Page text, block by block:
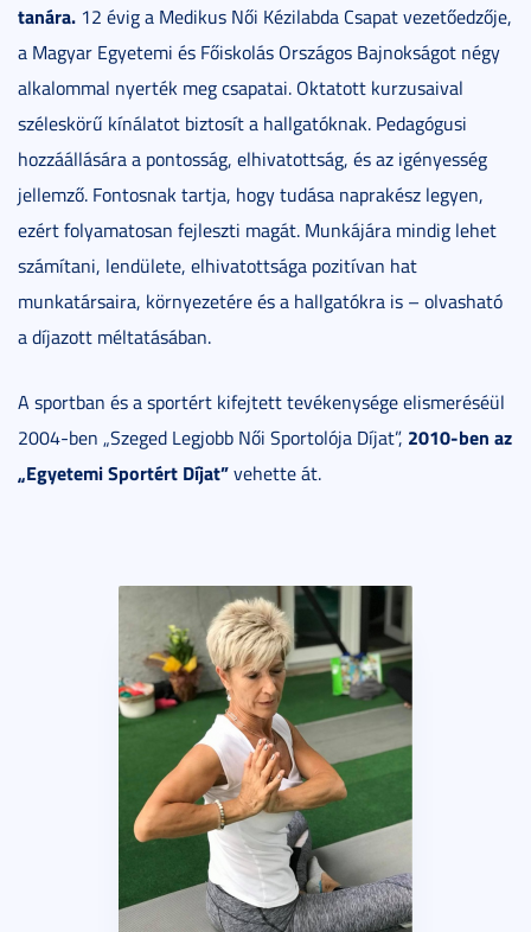
tanára. 12 évig a Medikus Női Kézilabda Csapat vezetőedzője,
a Magyar Egyetemi és Főiskolás Országos Bajnokságot négy
alkalommal nyerték meg csapatai. Oktatott kurzusaival
széleskörű kínálatot biztosít a hallgatóknak. Pedagógusi
hozzáállására a pontosság, elhivatottság, és az igényesség
jellemző. Fontosnak tartja, hogy tudása naprakész legyen,
ezért folyamatosan fejleszti magát. Munkájára mindig lehet
számítani, lendülete, elhivatottsága pozitívan hat
munkatársaira, környezetére és a hallgatókra is – olvasható
a díjazott méltatásában.
A sportban és a sportért kifejtett tevékenysége elismeréséül
2004-ben „Szeged Legjobb Női Sportolója Díjat”, 2010-ben az
„Egyetemi Sportért Díjat”vehette át.